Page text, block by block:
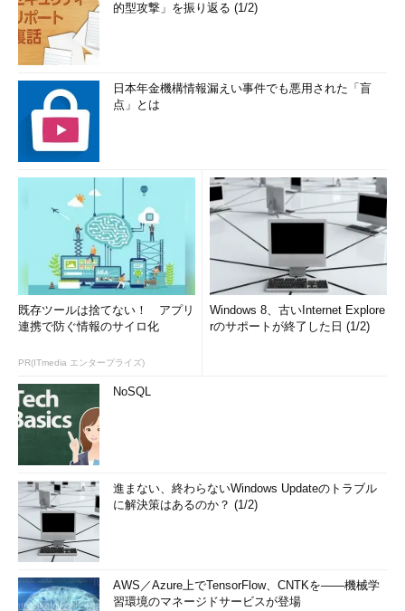
的型攻撃」を振り返る (1/2)
日本年金機構情報漏えい事件でも悪用された「盲
点」とは
既存ツールは捨てない！ アプリ
連携で防ぐ情報のサイロ化
PR(ITmedia エンタープライズ)
Windows 8、古いInternet Explore
rのサポートが終了した日 (1/2)
NoSQL
進まない、終わらないWindows Updateのトラブル
に解決策はあるのか？ (1/2)
AWS／Azure上でTensorFlow、CNTKを――機械学
習環境のマネージドサービスが登場